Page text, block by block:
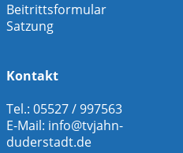
Beitrittsformular
Satzung
Kontakt
Tel.: 05527 / 997563
E-Mail: info@tvjahn-
duderstadt.de